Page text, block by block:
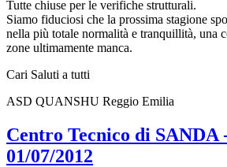
Tutte chiuse per le verifiche strutturali.
Siamo fiduciosi che la prossima stagione
nella più totale normalità e tranquillità, una
zone ultimamente manca.
Cari Saluti a tutti
ASD QUANSHU Reggio Emilia
Centro Tecnico di SANDA
01/07/2012